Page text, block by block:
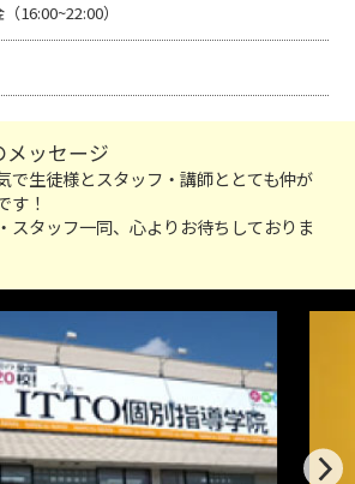
16:00~22:00）
ッセージ
で生徒様とスタッフ・講師ととても仲が
す！
スタッフ一同、心よりお待ちしておりま